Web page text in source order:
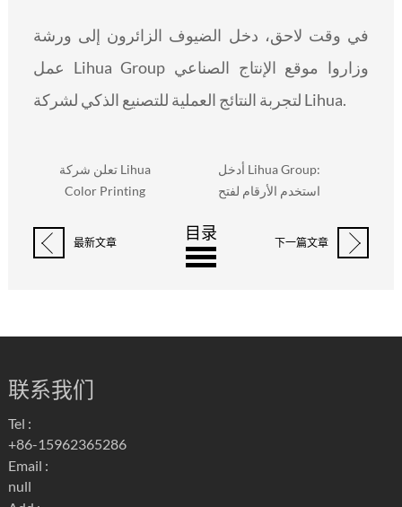
في وقت لاحق، دخل الضيوف الزائرون إلى ورشة
عمل Lihua Group وزاروا موقع الإنتاج الصناعي
لتجربة النتائج العملية للتصنيع الذكي لشركة Lihua.
تعلن شركة Lihua
Color Printing
عن القبول المستقل
لحماية البيئة بعد الانتهاء
أدخل Lihua Group:
استخدم الأرقام لفتح
واستكشاف التحول
最新文章
目录
下一篇文章
联系我们
Tel :
+86-15962365286
Email :
null